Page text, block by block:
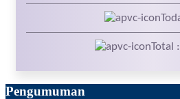
Total
Pengumuman